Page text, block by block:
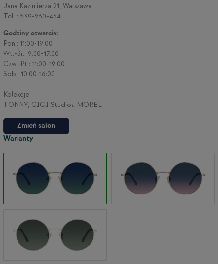
Jana Kazimierza 21, Warszawa
Tel. : 539-260-464
Godziny otwarcia:
Zmień salon
Pon.: 11:00-19:00
Wt.-Śr.: 9:00-17:00
Czw.-Pt.: 11:00-19:00
Sob.: 10:00-16:00
Kolekcje:
TONNY, GIGI Studios, MOREL
Warianty